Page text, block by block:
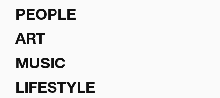
PEOPLE
ART
MUSIC
LIFESTYLE